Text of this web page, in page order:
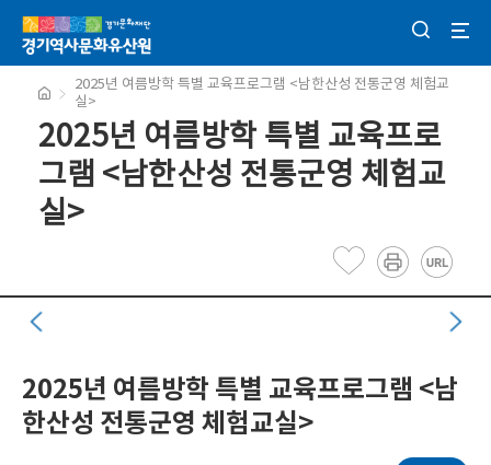
2025년 여름방학 특별 교육프로그램 <남한산성 전통군영 체험교
실>
2025년 여름방학 특별 교육프로
그램 <남한산성 전통군영 체험교
실>
2025년 여름방학 특별 교육프로그램 <남
한산성 전통군영 체험교실>